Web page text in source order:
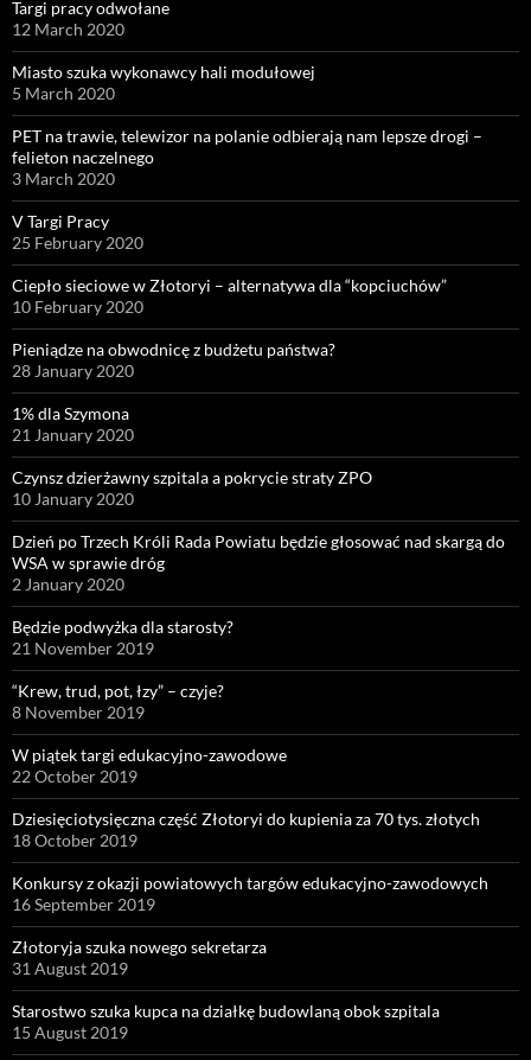
Targi pracy odwołane
12 March 2020
Miasto szuka wykonawcy hali modułowej
5 March 2020
PET na trawie, telewizor na polanie odbierają nam lepsze drogi –
felieton naczelnego
3 March 2020
V Targi Pracy
25 February 2020
Ciepło sieciowe w Złotoryi – alternatywa dla “kopciuchów”
10 February 2020
Pieniądze na obwodnicę z budżetu państwa?
28 January 2020
1% dla Szymona
21 January 2020
Czynsz dzierżawny szpitala a pokrycie straty ZPO
10 January 2020
Dzień po Trzech Króli Rada Powiatu będzie głosować nad skargą do
WSA w sprawie dróg
2 January 2020
Będzie podwyżka dla starosty?
21 November 2019
“Krew, trud, pot, łzy” – czyje?
8 November 2019
W piątek targi edukacyjno-zawodowe
22 October 2019
Dziesięciotysięczna część Złotoryi do kupienia za 70 tys. złotych
18 October 2019
Konkursy z okazji powiatowych targów edukacyjno-zawodowych
16 September 2019
Złotoryja szuka nowego sekretarza
31 August 2019
Starostwo szuka kupca na działkę budowlaną obok szpitala
15 August 2019